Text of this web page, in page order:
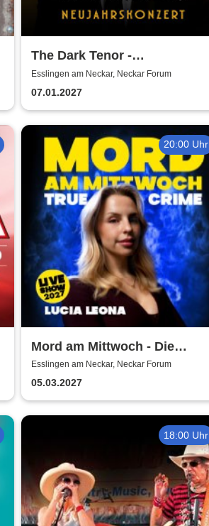
The Dark Tenor -
Neujahrskonzerte
Esslingen am Neckar, Neckar Forum
07.01.2027
20:00 Uhr
Mord am Mittwoch - Die
Crime Show 2027 - Lucia
Leona
Esslingen am Neckar, Neckar Forum
05.03.2027
18:00 Uhr